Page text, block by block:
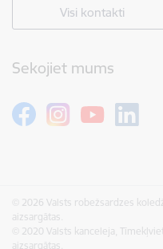
Visi kontakti
Sekojiet mums
© 2026 Valsts robežsardzes
aizsargātas.
© 2020 Valsts kanceleja,
aizsargātas.